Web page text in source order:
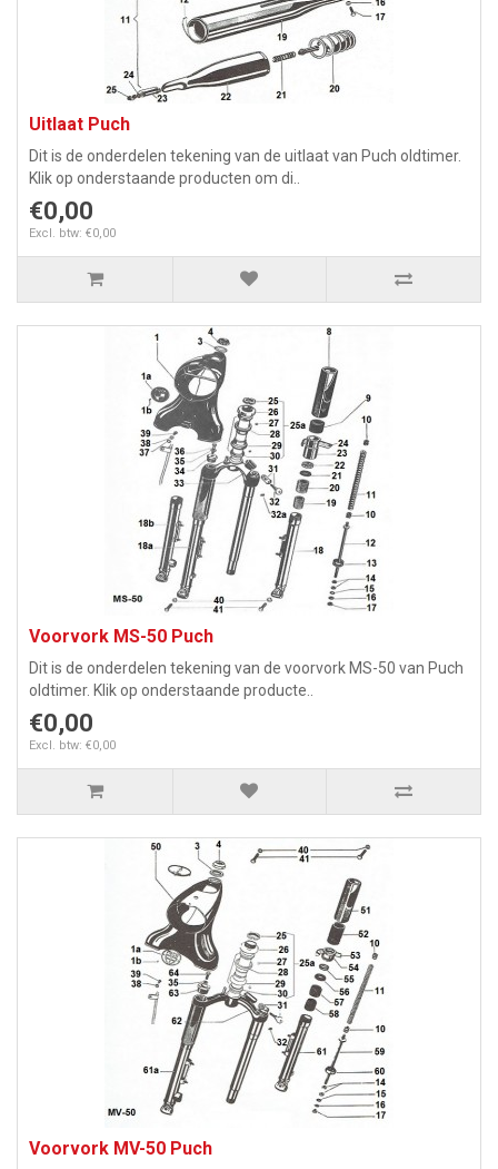
Uitlaat Puch
Dit is de onderdelen tekening van de uitlaat van Puch oldtimer.
Klik op onderstaande producten om di..
€0,00
Excl. btw: €0,00
Voorvork MS-50 Puch
Dit is de onderdelen tekening van de voorvork MS-50 van Puch
oldtimer. Klik op onderstaande producte..
€0,00
Excl. btw: €0,00
Voorvork MV-50 Puch